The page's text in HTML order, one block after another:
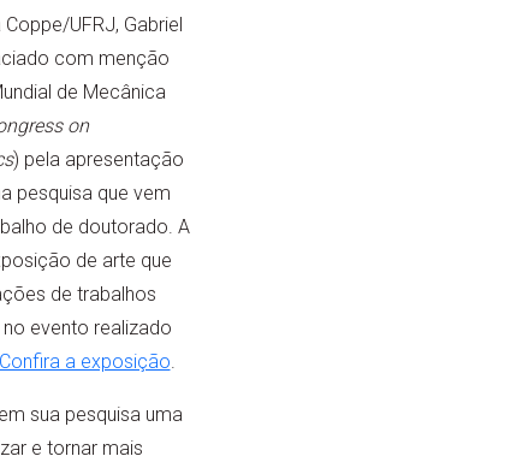
UFRJ, Gabriel
com menção
de Mecânica
on
) pela apresentação
pesquisa que vem
de doutorado. A
de arte que
de trabalhos
evento realizado
Confira a exposição.
sua pesquisa uma
e tornar mais